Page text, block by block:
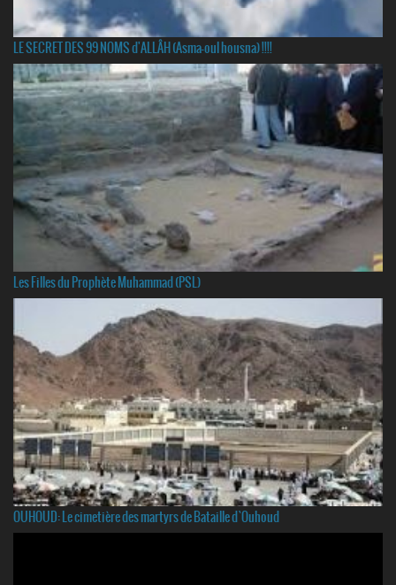
LE SECRET DES 99 NOMS d'ALLÂH (Asma-oul housna) !!!!
Les Filles du Prophète Muhammad (PSL)
OUHOUD: Le cimetière des martyrs de Bataille d`Ouhoud